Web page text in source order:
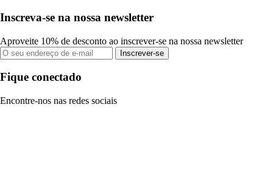
Inscreva-se na nossa newsletter
Aproveite 10% de desconto ao inscrever-se na nossa newsletter
Inscrever-se
Fique conectado
Encontre-nos nas redes sociais